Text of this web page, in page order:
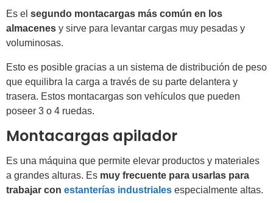
Es el segundo montacargas más común en los
almacenes y sirve para levantar cargas muy pesadas y
voluminosas.
Esto es posible gracias a un sistema de distribución de peso
que equilibra la carga a través de su parte delantera y
trasera. Estos montacargas son vehículos que pueden
poseer 3 o 4 ruedas.
Montacargas apilador
Es una máquina que permite elevar productos y materiales
a grandes alturas. Es muy frecuente para usarlas para
trabajar con estanterías industriales especialmente altas.